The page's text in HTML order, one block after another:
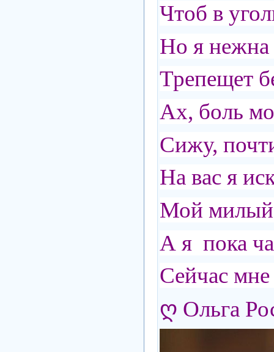
Чтоб в
Но я нежна
Трепещет
Ах, боль
Сижу,
На вас я
Мой милый
А я пока
Сейчас
ღ Ольга